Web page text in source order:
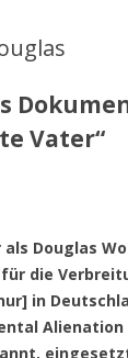
Vater“
als Douglas
die
in
Alienation